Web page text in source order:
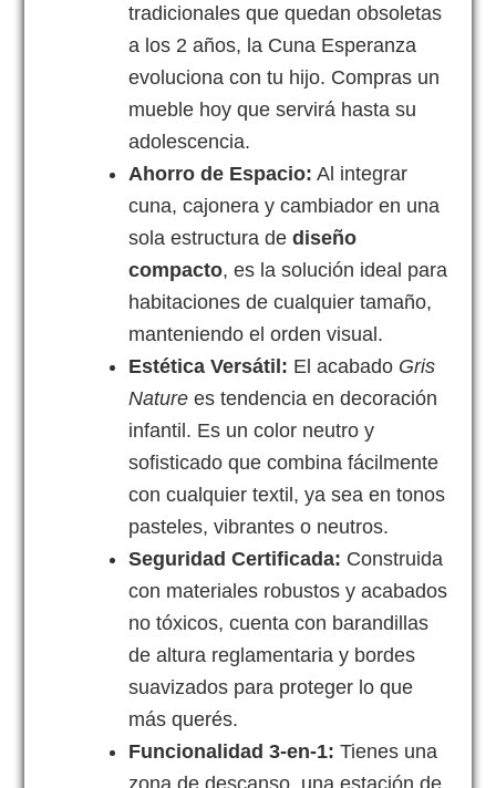
tradicionales que quedan obsoletas
a los 2 años, la Cuna Esperanza
evoluciona con tu hijo. Compras un
mueble hoy que servirá hasta su
adolescencia.
Ahorro de Espacio: Al integrar
cuna, cajonera y cambiador en una
sola estructura dediseño
compacto, es la solución ideal para
habitaciones de cualquier tamaño,
manteniendo el orden visual.
Estética Versátil: El acabado Gris
Nature es tendencia en decoración
infantil. Es un color neutro y
sofisticado que combina fácilmente
con cualquier textil, ya sea en tonos
pasteles, vibrantes o neutros.
Seguridad Certificada: Construida
con materiales robustos y acabados
no tóxicos, cuenta con barandillas
de altura reglamentaria y bordes
suavizados para proteger lo que
más querés.
Funcionalidad 3-en-1: Tienes una
zona de descanso, una estación de